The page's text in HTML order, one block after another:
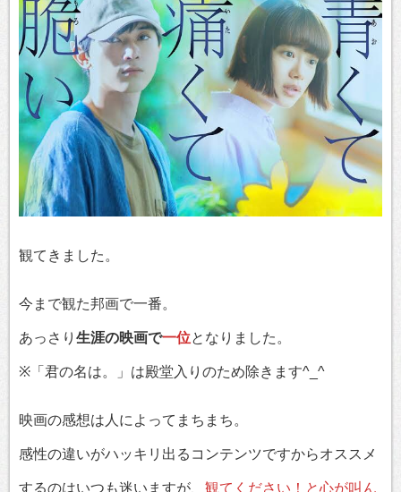
観てきました。
今まで観た邦画で一番。
あっさり 生涯の映画で一位となりました。
※「君の名は。」は殿堂入りのため除きます^_^
映画の感想は人によってまちまち。
感性の違いがハッキリ出るコンテンツですからオススメ
するのはいつも迷いますが、 観てください！と心が叫ん